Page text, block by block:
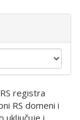
registra
RS domeni i
uključuje i